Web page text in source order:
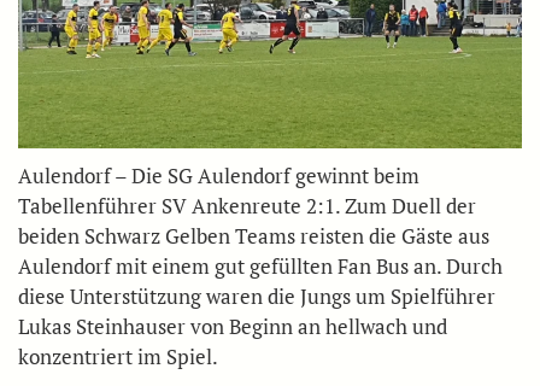
Aulendorf – Die SG Aulendorf gewinnt beim
Tabellenführer SV Ankenreute 2:1. Zum Duell der
beiden Schwarz Gelben Teams reisten die Gäste aus
Aulendorf mit einem gut gefüllten Fan Bus an. Durch
diese Unterstützung waren die Jungs um Spielführer
Lukas Steinhauser von Beginn an hellwach und
konzentriert im Spiel.